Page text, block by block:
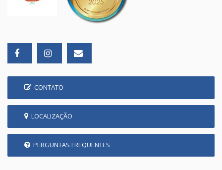
CONTATO
LOCALIZAÇÃO
PERGUNTAS FREQUENTES